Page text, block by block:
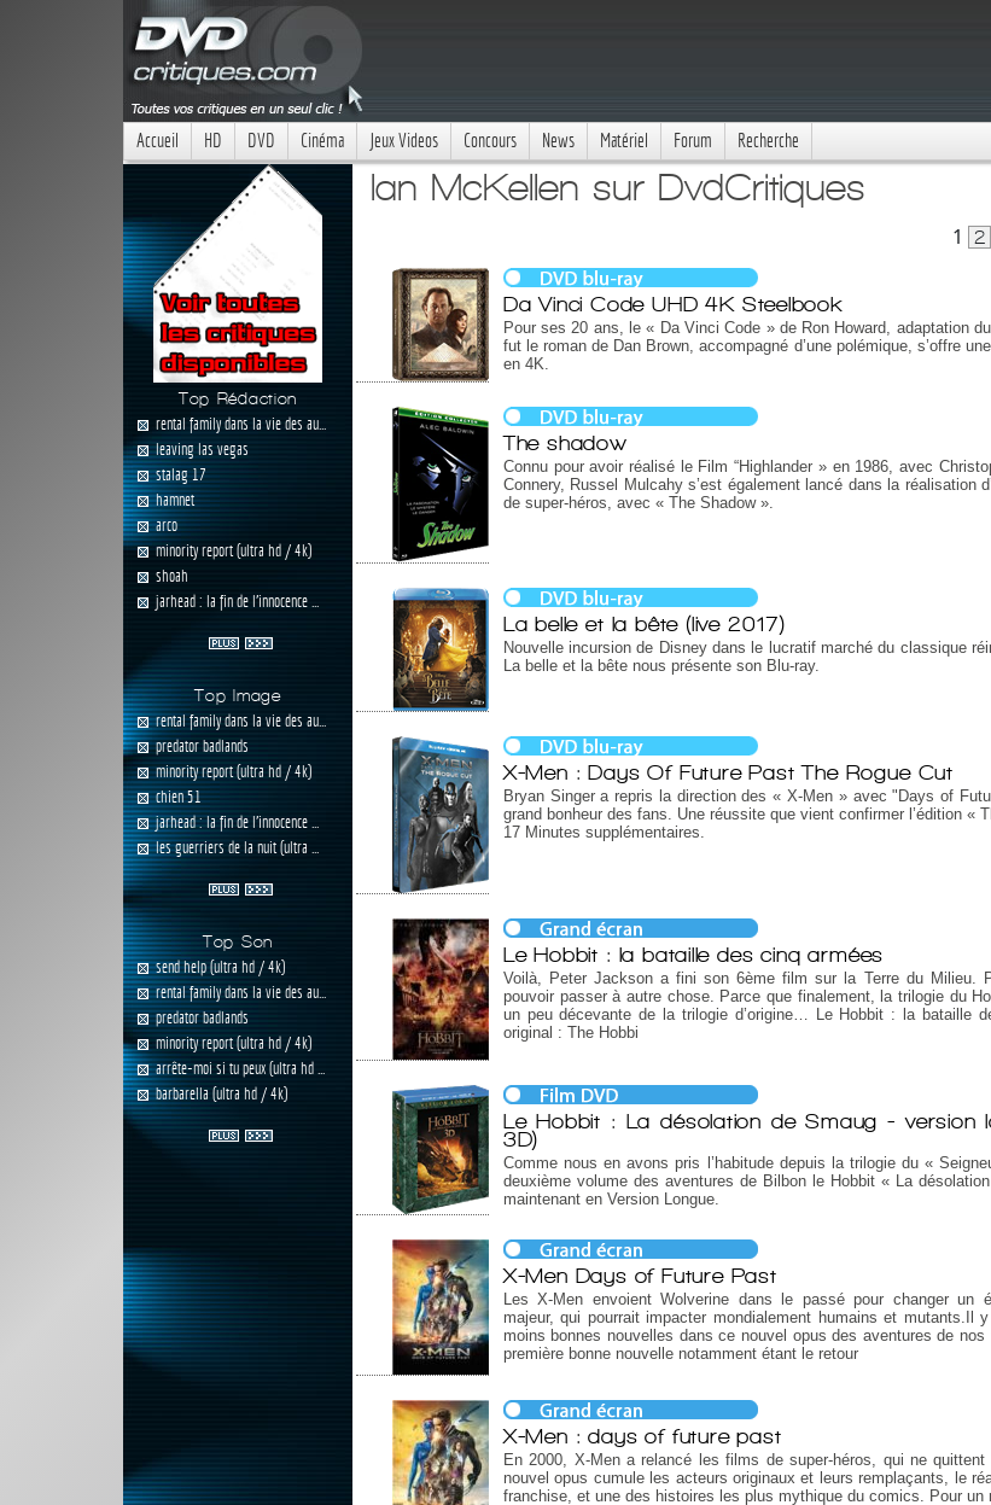
Accueil HD DVD Cinéma Jeux Videos Concours News Matériel Forum Recherche
Top Rédaction
rental family dans la vie des au...
leaving las vegas
stalag 17
hamnet
arco
minority report (ultra hd / 4k)
shoah
jarhead : la fin de l'innocence ...
Top Image
rental family dans la vie des au...
predator badlands
minority report (ultra hd / 4k)
chien 51
jarhead : la fin de l'innocence ...
les guerriers de la nuit (ultra ...
Top Son
send help (ultra hd / 4k)
rental family dans la vie des au...
predator badlands
minority report (ultra hd / 4k)
arrête-moi si tu peux (ultra hd ...
barbarella (ultra hd / 4k)
Ian McKellen sur DvdCritiques
1 2
Da Vinci Code UHD 4K Steelbook
Pour ses 20 ans, le « Da Vinci Code » de Ron Howard, adaptation
fut le roman de Dan Brown, accompagné d’une polémique, s’offre
en 4K.
The shadow
Connu pour avoir réalisé le Film “Highlander » en 1986, avec
Connery, Russel Mulcahy s’est également lancé dans la réalisation
de super-héros, avec « The Shadow ».
La belle et la bête (live 2017)
Nouvelle incursion de Disney dans le lucratif marché du classique
La belle et la bête nous présente son Blu-ray.
X-Men : Days Of Future Past The Rogue Cut
Bryan Singer a repris la direction des « X-Men » avec "Days of
grand bonheur des fans. Une réussite que vient confirmer l’édition «
17 Minutes supplémentaires.
Le Hobbit : la bataille des cinq armées
Voilà, Peter Jackson a fini son 6ème film sur la Terre du Milieu.
pouvoir passer à autre chose. Parce que finalement, la trilogie du
un peu décevante de la trilogie d’origine… Le Hobbit : la bataille
original : The Hobbi
Le Hobbit : La désolation de Smaug - version
3D)
Comme nous en avons pris l’habitude depuis la trilogie du «
deuxième volume des aventures de Bilbon le Hobbit « La
maintenant en Version Longue.
X-Men Days of Future Past
Les X-Men envoient Wolverine dans le passé pour changer un
majeur, qui pourrait impacter mondialement humains et mutants.Il
moins bonnes nouvelles dans ce nouvel opus des aventures de
première bonne nouvelle notamment étant le retour
X-Men : days of future past
En 2000, X-Men a relancé les films de super-héros, qui ne
nouvel opus cumule les acteurs originaux et leurs remplaçants, le
franchise, et une des histoires les plus mythique du comics. Pour un